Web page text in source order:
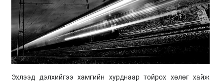
Эхлээд дэлхийгээ хамгийн хурднаар тойрох хөлөг хайж